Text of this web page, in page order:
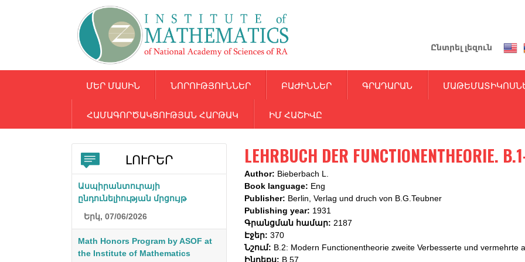
Ընտրել լեզուն
ՄԵՐ ՄԱՍԻՆ ՆՈՐՈՒԹՅՈՒՆՆԵՐ ԲԱԺԻՆՆԵՐ ԳՐԱԴԱՐԱՆ
ՀԱՄԱԳՈՐԾԱԿՑՈՒԹՅԱՆ ՀԱՐԹԱԿ ԻՄ ՀԱՇԻՎԸ
LEHRBUCH DER FUNCTIONENTHEORIE.
Author: Bieberbach L.
Book language: Eng
Publisher: Berlin, Verlag und druch von B.G.Teubner
Publishing year: 1931
Գրանցման համար: 2187
Էջեր: 370
Նշում: B.2: Modern Functionentheorie zweite Verbesserte und vermehrte
Ինդեքս: B 57
ԼՈՒՐԵՐ
Ասպիրանտուրայի
ընդունելիության մրցույթ
Երկ, 07/06/2026
Math Honors Program by ASOF at
the Institute of Mathematics